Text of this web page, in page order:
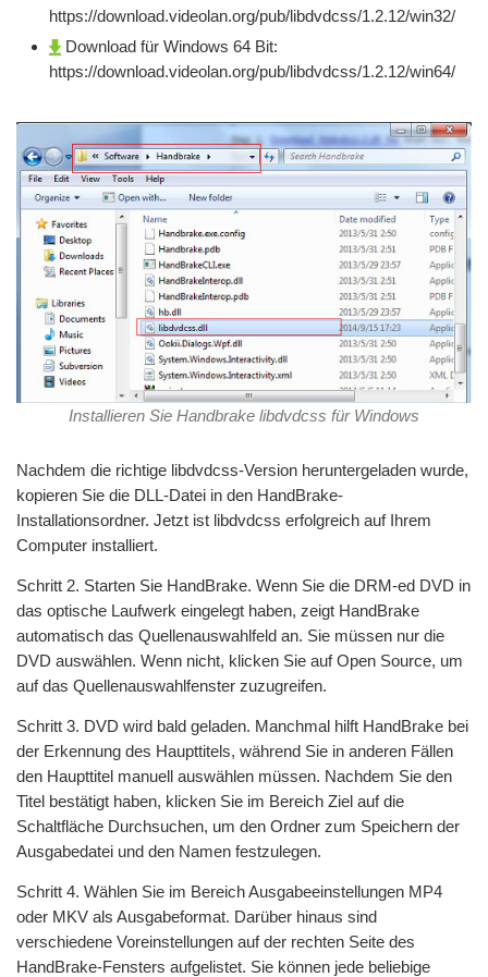
https://download.videolan.org/pub/libdvdcss/1.2.12/win32/
Download für Windows 64 Bit:
https://download.videolan.org/pub/libdvdcss/1.2.12/win64/
Installieren Sie Handbrake libdvdcss für Windows
Nachdem die richtige libdvdcss-Version heruntergeladen wurde,
kopieren Sie die DLL-Datei in den HandBrake-
Installationsordner. Jetzt ist libdvdcss erfolgreich auf Ihrem
Computer installiert.
Schritt 2. Starten Sie HandBrake. Wenn Sie die DRM-ed DVD in
das optische Laufwerk eingelegt haben, zeigt HandBrake
automatisch das Quellenauswahlfeld an. Sie müssen nur die
DVD auswählen. Wenn nicht, klicken Sie auf Open Source, um
auf das Quellenauswahlfenster zuzugreifen.
Schritt 3. DVD wird bald geladen. Manchmal hilft HandBrake bei
der Erkennung des Haupttitels, während Sie in anderen Fällen
den Haupttitel manuell auswählen müssen. Nachdem Sie den
Titel bestätigt haben, klicken Sie im Bereich Ziel auf die
Schaltfläche Durchsuchen, um den Ordner zum Speichern der
Ausgabedatei und den Namen festzulegen.
Schritt 4. Wählen Sie im Bereich Ausgabeeinstellungen MP4
oder MKV als Ausgabeformat. Darüber hinaus sind
verschiedene Voreinstellungen auf der rechten Seite des
HandBrake-Fensters aufgelistet. Sie können jede beliebige